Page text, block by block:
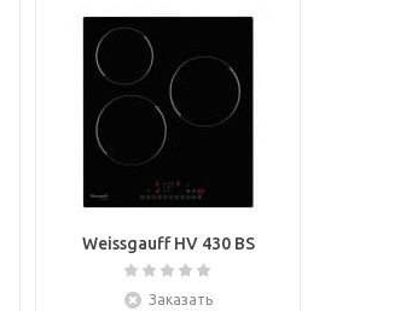
Weissgauff HV 430 BS
Заказать